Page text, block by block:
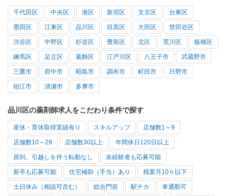
千代田区 中央区 港区 新宿区 文京区 台東区
墨田区 江東区 品川区 目黒区 大田区 世田谷区
渋谷区 中野区 杉並区 豊島区 北区 荒川区 板橋区
練馬区 足立区 葛飾区 江戸川区 八王子市 武蔵野市
三鷹市 府中市 昭島市 調布市 町田市 日野市
狛江市 清瀬市 多摩市
品川区の薬剤師求人をこだわり条件で探す
産休・育休取得実績有り スキルアップ 店舗数1～9
店舗数10～29 店舗数30以上 年間休日120日以上
原則、引越しを伴う転勤なし 未経験者も応募可能
新卒も応募可能 住宅補助（手当）あり 残業月10ｈ以下
土日休み（相談可含む） 総合門前 駅チカ 車通勤可